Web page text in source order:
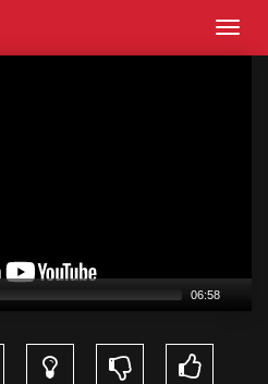
06:58